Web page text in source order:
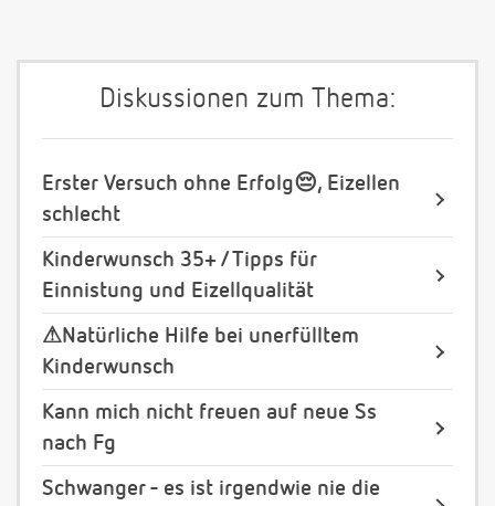
Diskussionen zum Thema:
Erster Versuch ohne Erfolg😔, Eizellen
schlecht
Kinderwunsch 35+ / Tipps für
Einnistung und Eizellqualität
⚠Natürliche Hilfe bei unerfülltem
Kinderwunsch
Kann mich nicht freuen auf neue Ss
nach Fg
Schwanger - es ist irgendwie nie die